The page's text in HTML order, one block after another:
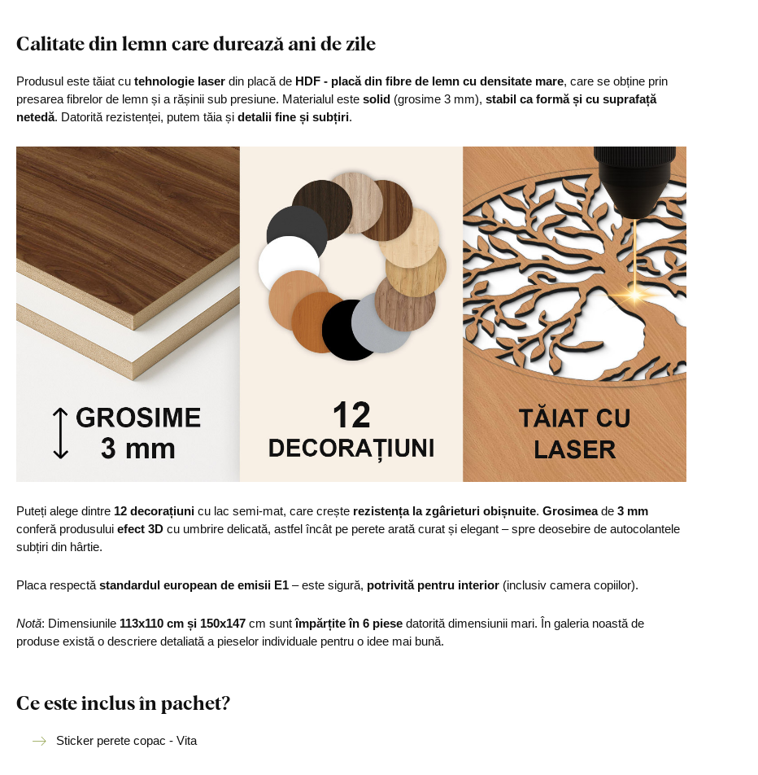
Calitate din lemn care durează ani de zile
Produsul este tăiat cu tehnologie laser din placă de HDF - placă din fibre de lemn cu densitate mare, care se obține prin
presarea fibrelor de lemn și a rășinii sub presiune. Materialul este solid (grosime 3 mm), stabil ca formă și cu suprafață
netedă. Datorită rezistenței, putem tăia și detalii fine și subțiri.
Puteți alege dintre 12 decorațiuni cu lac semi-mat, care crește rezistența la zgârieturi obișnuite. Grosimeade 3 mm
conferă produsului efect 3D cu umbrire delicată, astfel încât pe perete arată curat și elegant – spre deosebire de autocolantele
subțiri din hârtie.
Placa respectă standardul european de emisii E1 – este sigură, potrivită pentru interior (inclusiv camera copiilor).
Notă: Dimensiunile 113x110 cm și 150x147 cm suntîmpărțite în 6 piese datorită dimensiunii mari. În galeria noastă de
produse există o descriere detaliată a pieselor individuale pentru o idee mai bună.
Ce este inclus în pachet?
Sticker perete copac - Vita